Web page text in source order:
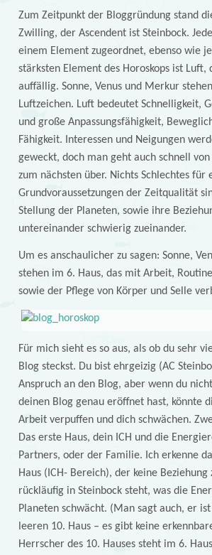
Zum Zeitpunkt der Bloggründung stand
Zwilling, der Ascendent ist Steinbock.
einem Element zugeordnet, ebenso wie
stärksten Element des Horoskops ist Luft,
auffällig. Sonne, Venus und Merkur
Luftzeichen. Luft bedeutet Schnelligkeit,
und große Anpassungsfähigkeit,
Fähigkeit. Interessen und Neigungen
geweckt, doch man geht auch schnell
zum nächsten über. Nichts Schlechtes für
Grundvoraussetzungen der Zeitqualität
Stellung der Planeten, sowie ihre
untereinander schwierig zueinander.
Um es anschaulicher zu sagen: Sonne,
stehen im 6. Haus, das mit Arbeit,
sowie der Pflege von Körper und Selle
Für mich sieht es so aus, als ob du sehr
Blog steckst. Du bist ehrgeizig (AC
Anspruch an den Blog, aber wenn du
deinen Blog genau eröffnet hast, könnte
Arbeit verpuffen und dich schwächen.
Das erste Haus, dein ICH und die
Partners, oder der Familie. Ich erkenne
Haus (ICH- Bereich), der keine Beziehung
rückläufig in Steinbock steht, was die
Planeten schwächt. (Man sagt auch, er
leeren 10. Haus – es gibt keine
Herrscher des 10. Hauses steht im 6.